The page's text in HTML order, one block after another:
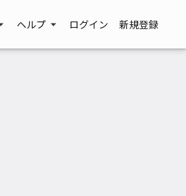
ヘルプ ログイン 新規登録